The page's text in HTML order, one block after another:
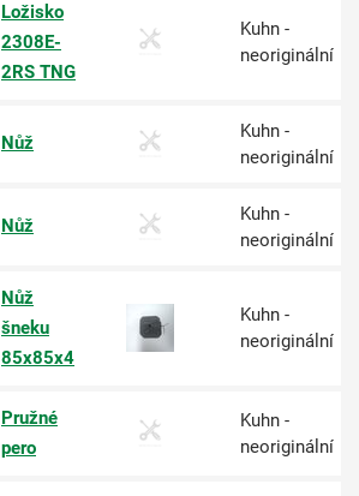
Ložisko
2308E-
2RS TNG
Kuhn -
neoriginální
Nůž
Kuhn -
neoriginální
Nůž
Kuhn -
neoriginální
Nůž
šneku
85x85x4
Kuhn -
neoriginální
Pružné
pero
Kuhn -
neoriginální